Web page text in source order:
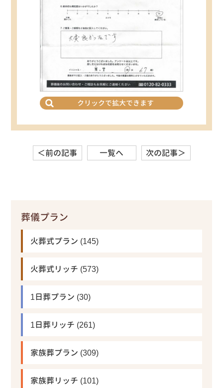
クリックで拡大できます
＜前の記事 一覧へ 次の記事＞
葬儀プラン
火葬式プラン (145)
火葬式リッチ (573)
1日葬プラン (30)
1日葬リッチ (261)
家族葬プラン (309)
家族葬リッチ (101)